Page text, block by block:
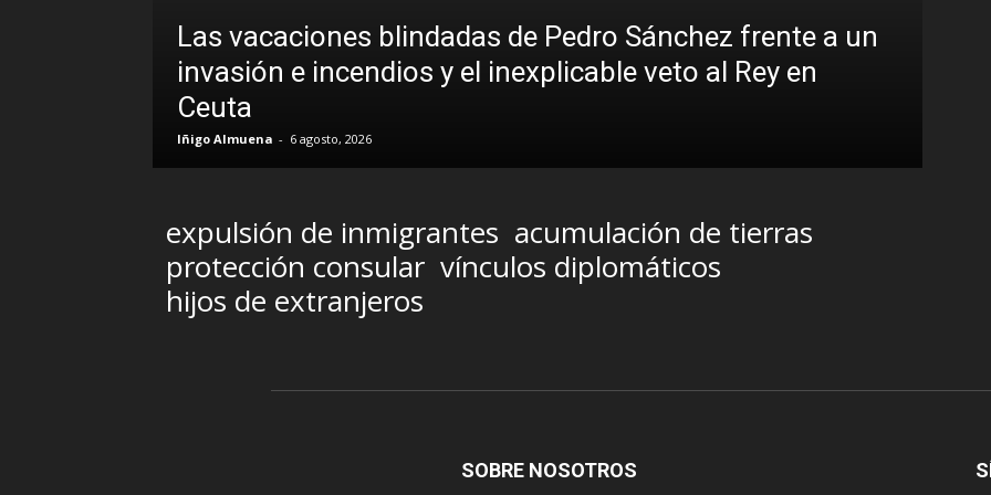
Las vacaciones blindadas de Pedro Sánchez frente a un
invasión e incendios y el inexplicable veto al Rey en
Ceuta
Iñigo Almuena - 6 agosto, 2026
expulsión de inmigrantes acumulación de tierras
protección consular vínculos diplomáticos
hijos de extranjeros
SOBRE NOSOTROS